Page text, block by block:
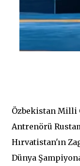
Özbekistan Milli
Antrenörü
Hırvatistan'ın
Dünya